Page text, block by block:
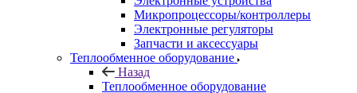
Микропроцессоры/контроллеры
Электронные регуляторы
Запчасти и аксессуары
Теплообменное оборудование
Назад
Теплообменное оборудование